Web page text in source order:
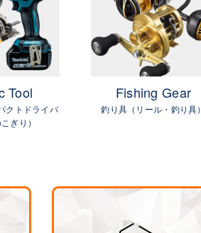
Tool
クトドライバ
ぎり）
Fishing Gear
釣り具（リール・釣り具）